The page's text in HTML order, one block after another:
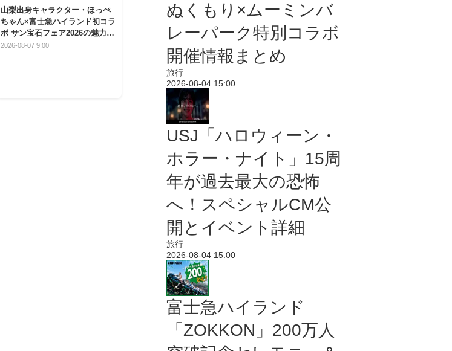
山梨出身キャラクター・ほっぺ
ちゃん×富士急ハイランド初コラ
ボ サン宝石フェア2026の魅力と
楽しみ方
2026-08-07 9:00
ぬくもり×ムーミンバ
レーパーク特別コラボ
開催情報まとめ
旅行
2026-08-04 15:00
USJ「ハロウィーン・
ホラー・ナイト」15周
年が過去最大の恐怖
へ！スペシャルCM公
開とイベント詳細
旅行
2026-08-04 15:00
富士急ハイランド
「ZOKKON」200万人